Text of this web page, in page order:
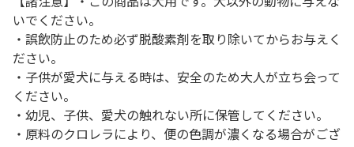
いでください。
・誤飲防止のため必ず脱酸素剤を取り除いてからお与えく
ださい。
・子供が愛犬に与える時は、安全のため大人が立ち会って
ください。
・幼児、子供、愛犬の触れない所に保管してください。
・原料のクロレラにより、便の色調が濃くなる場合がござ